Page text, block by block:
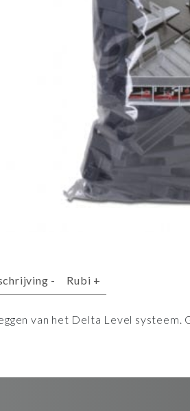
- Rubi +
van het Delta Level systeem.